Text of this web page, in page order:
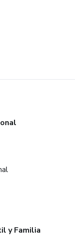
y Familia